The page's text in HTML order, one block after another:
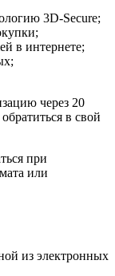
3D-Secure;
в интернете;
через 20
в свой
при
или
из электронных